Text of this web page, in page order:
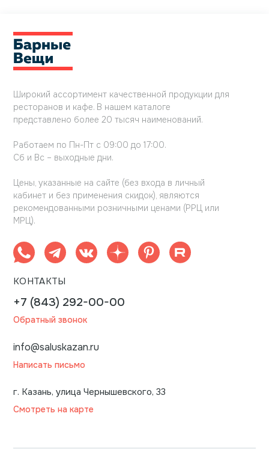
Широкий ассортимент качественной продукции для
ресторанов и кафе. В нашем каталоге
представлено более 20 тысяч наименований.
Работаем по Пн-Пт с 09:00 до 17:00.
Сб и Вс – выходные дни.
Цены, указанные на сайте (без входа в личный
кабинет и без применения скидок), являются
рекомендованными розничными ценами (РРЦ или
МРЦ).
КОНТАКТЫ
+7 (843) 292-00-00
Обратный звонок
info@saluskazan.ru
Написать письмо
г. Казань, улица Чернышевского, 33
Смотреть на карте